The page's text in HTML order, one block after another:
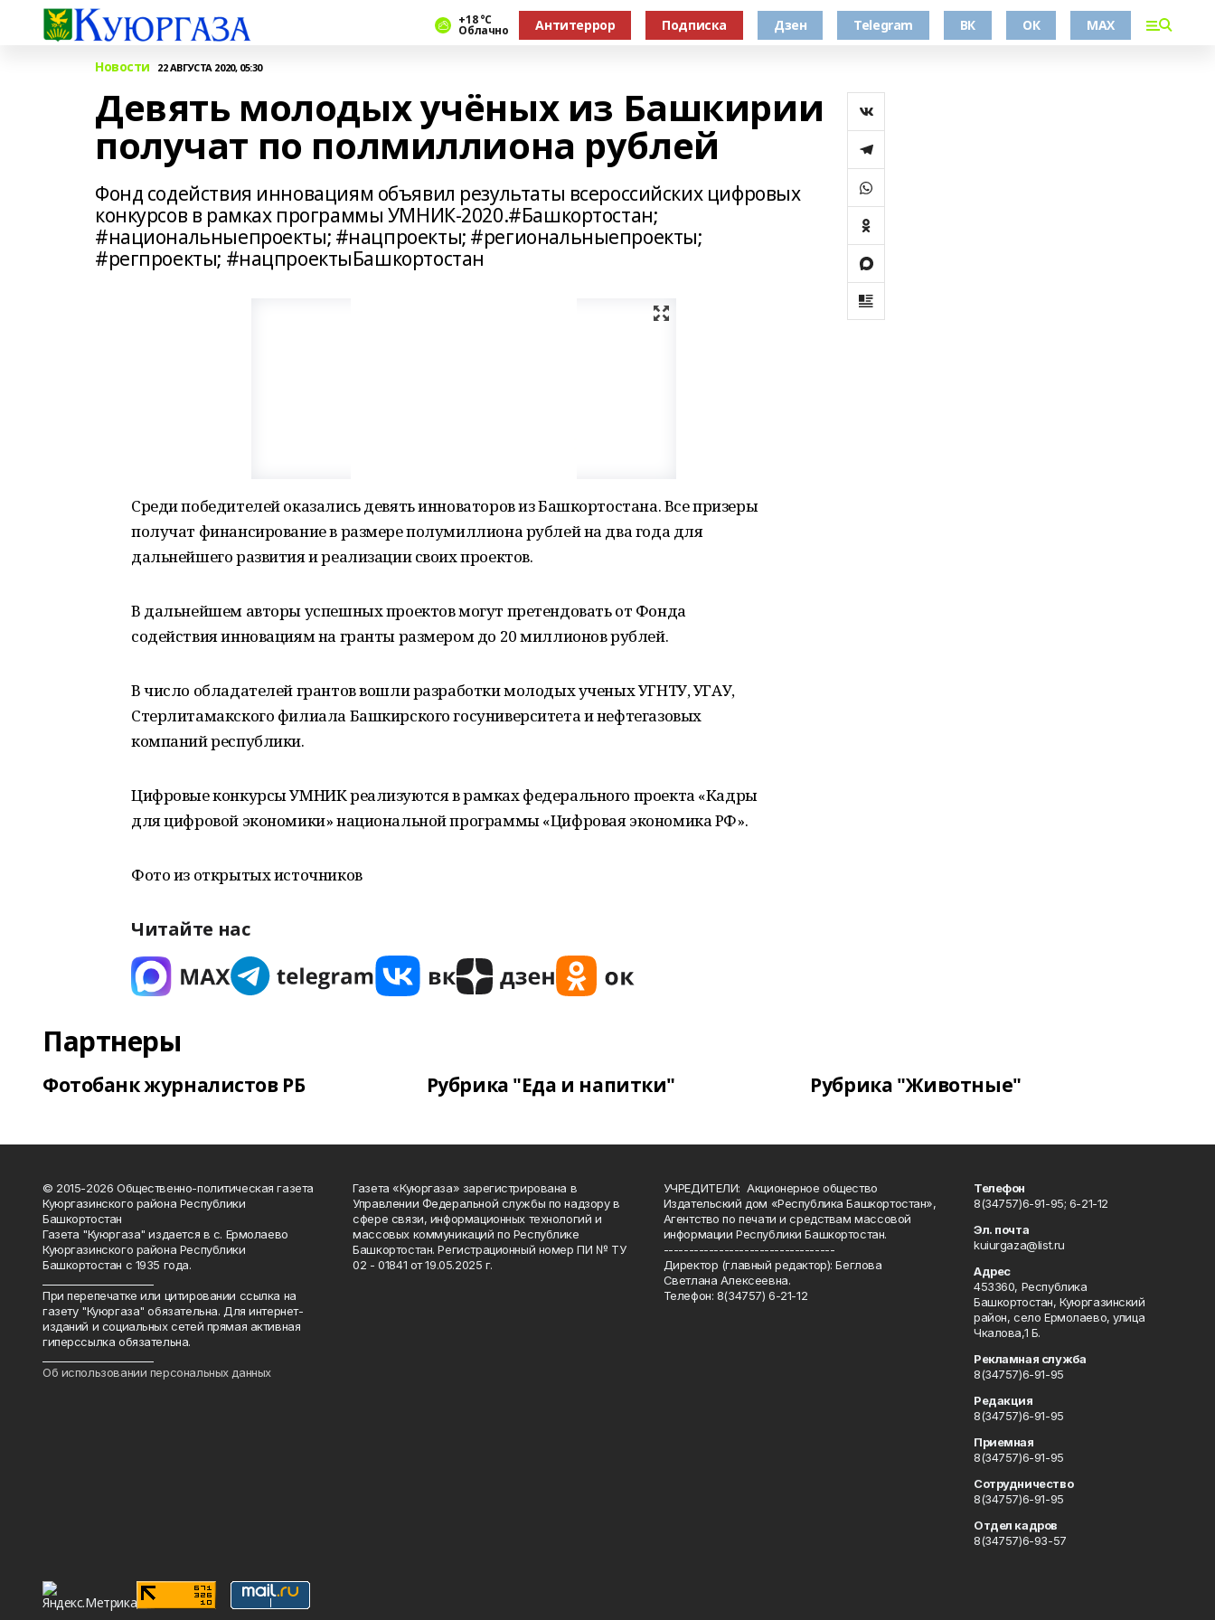
+18 °С
Облачно Антитеррор Подписка Дзен Telegram ВК ОК MAX
Новости 22 АВГУСТА 2020, 05:30
Девять молодых учёных из Башкирии
получат по полмиллиона рублей
Фонд содействия инновациям объявил результаты всероссийских цифровых
конкурсов в рамках программы УМНИК-2020.#Башкортостан;
#национальныепроекты; #нацпроекты; #региональныепроекты;
#регпроекты; #нацпроектыБашкортостан
Среди победителей оказались девять инноваторов из Башкортостана. Все призеры
получат финансирование в размере полумиллиона рублей на два года для
дальнейшего развития и реализации своих проектов.
В дальнейшем авторы успешных проектов могут претендовать от Фонда
содействия инновациям на гранты размером до 20 миллионов рублей.
В число обладателей грантов вошли разработки молодых ученых УГНТУ, УГАУ,
Стерлитамакского филиала Башкирского госуниверситета и нефтегазовых
компаний республики.
Цифровые конкурсы УМНИК реализуются в рамках федерального проекта «Кадры
для цифровой экономики» национальной программы «Цифровая экономика РФ».
Фото из открытых источников
Читайте нас
Партнеры
Фотобанк журналистов РБ Рубрика "Еда и напитки" Рубрика "Животные"
© 2015-2026 Общественно-политическая газета
Куюргазинского района Республики
Башкортостан
Газета "Куюргаза" издается в с. Ермолаево
Куюргазинского района Республики
Башкортостан с 1935 года.
При перепечатке или цитировании ссылка на
газету "Куюргаза" обязательна. Для интернет-
изданий и социальных сетей прямая активная
гиперссылка обязательна.
Об использовании персональных данных
Газета «Куюргаза» зарегистрирована в
Управлении Федеральной службы по надзору в
сфере связи, информационных технологий и
массовых коммуникаций по Республике
Башкортостан. Регистрационный номер ПИ № ТУ
02 - 01841 от 19.05.2025 г.
УЧРЕДИТЕЛИ: Акционерное общество
Издательский дом «Республика Башкортостан»,
Агентство по печати и средствам массовой
информации Республики Башкортостан.
----------------------------------
Директор (главный редактор): Беглова
Светлана Алексеевна.
Телефон: 8(34757) 6-21-12
Телефон
8(34757)6-91-95; 6-21-12
Эл. почта
kuiurgaza@list.ru
Адрес
453360, Республика
Башкортостан, Куюргазинский
район, село Ермолаево, улица
Чкалова,1 Б.
Рекламная служба
8(34757)6-91-95
Редакция
8(34757)6-91-95
Приемная
8(34757)6-91-95
Сотрудничество
8(34757)6-91-95
Отдел кадров
8(34757)6-93-57